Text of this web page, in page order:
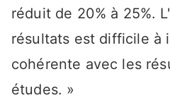
réduit de 20% à 25%.
résultats est difficile à
cohérente avec les
études. »